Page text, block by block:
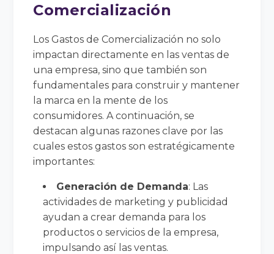
Comercialización
Los Gastos de Comercialización no solo
impactan directamente en las ventas de
una empresa, sino que también son
fundamentales para construir y mantener
la marca en la mente de los
consumidores. A continuación, se
destacan algunas razones clave por las
cuales estos gastos son estratégicamente
importantes:
Generación de Demanda: Las
actividades de marketing y publicidad
ayudan a crear demanda para los
productos o servicios de la empresa,
impulsando así las ventas.